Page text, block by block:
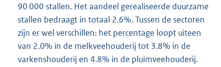
90 000 stallen. Het aandeel gerealiseerde duurzame
stallen bedraagt in totaal 2.6%. Tussen de sectoren
zijn er wel verschillen: het percentage loopt uiteen
van 2.0% in de melkveehouderij tot 3.8% in de
varkenshouderij en 4.8% in de pluimveehouderij.